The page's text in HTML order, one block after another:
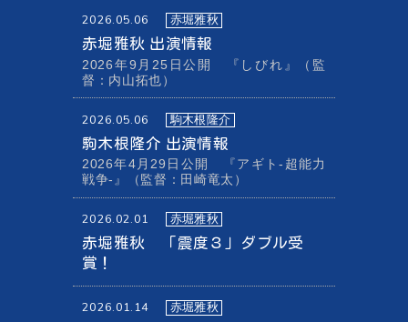
2026.05.06 赤堀雅秋
赤堀雅秋 出演情報
2026年9月25日公開 『しびれ』（監
督：内山拓也）
2026.05.06 駒木根隆介
駒木根隆介 出演情報
2026年4月29日公開 『アギト-超能力
戦争-』（監督：田崎竜太）
2026.02.01 赤堀雅秋
赤堀雅秋 「震度３」ダブル受
賞！
2026.01.14 赤堀雅秋